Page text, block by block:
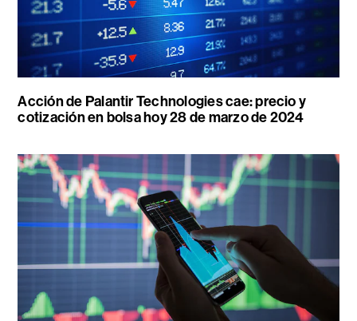
Acción de Palantir Technologies cae: precio y
cotización en bolsa hoy 28 de marzo de 2024